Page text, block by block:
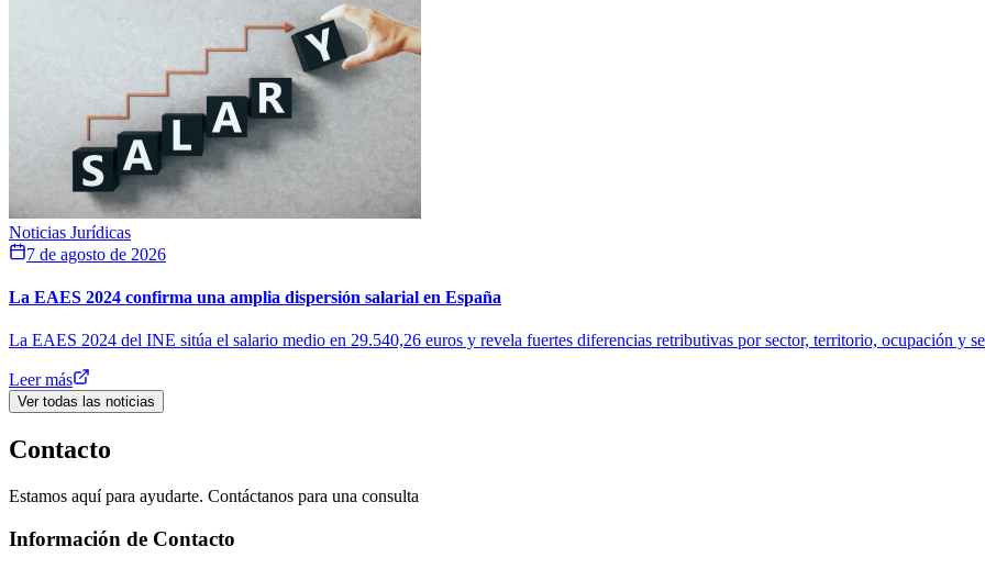
Noticias Jurídicas
7 de agosto de 2026
La EAES 2024 confirma una amplia dispersión salarial en España
La EAES 2024 del INE sitúa el salario medio en 29.540,26 euros y revela fuertes diferencias retributivas por sector, territorio, ocupación y
Leer más
Ver todas las noticias
Contacto
Estamos aquí para ayudarte. Contáctanos para una consulta
Información de Contacto